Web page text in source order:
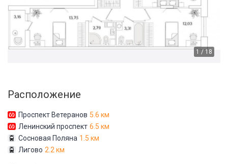
1 / 18
Расположение
Проспект Ветеранов 5.6 км
Ленинский проспект 6.5 км
Сосновая Поляна 1.5 км
Лигово 2.2 км